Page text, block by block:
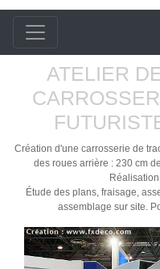
ATELIER
Création d'une carrosserie de
des roues arrière : 230 cm
Étude des plans, fraisage,
assemblage sur site.